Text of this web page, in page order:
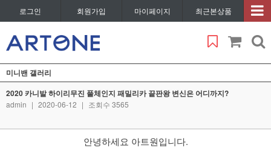
로그인 회원가입 마이페이지 최근본상품
미니밴 갤러리
2020 카니발 하이리무진 풀체인지 패밀리카 끝판왕 변신은 어디까지?
admin | 2020-06-12 | 조회수 3565
안녕하세요 아트원입니다.